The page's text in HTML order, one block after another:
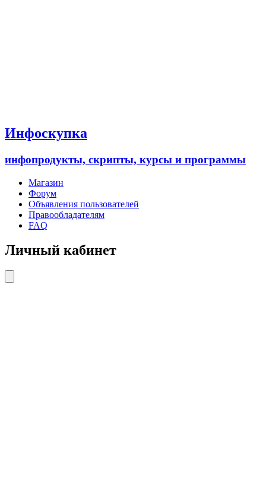
Инфоскупка
инфопродукты, скрипты, курсы и программы
Магазин
Форум
Объявления пользователей
Правообладателям
FAQ
Личный кабинет